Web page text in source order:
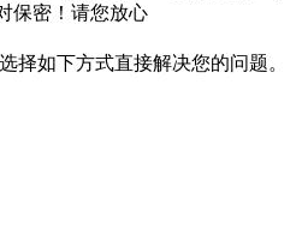
保密！请您放心
择如下方式直接解决您的问题。